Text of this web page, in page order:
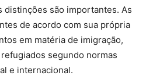
distinções são importantes. As
de acordo com sua própria
em matéria de imigração,
segundo normas
e internacional.